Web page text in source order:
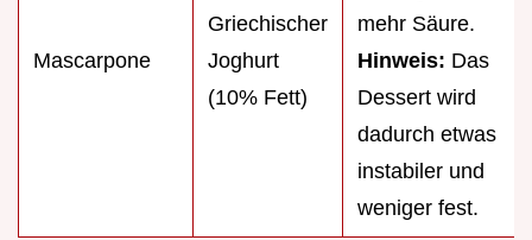
Mascarpone
Griechischer
Joghurt
(10% Fett)
mehr Säure.
Hinweis: Das
Dessert wird
dadurch etwas
instabiler und
weniger fest.